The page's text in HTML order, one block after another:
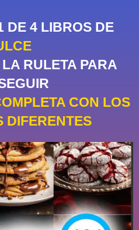
DE 4 LIBROS DE
RULETA PARA
CON LOS
DIFERENTES